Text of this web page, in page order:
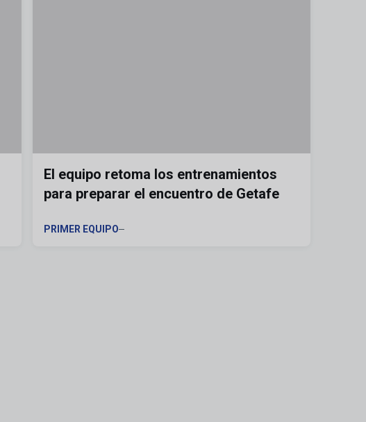
El equipo retoma los entrenamientos
para preparar el encuentro de Getafe
PRIMER EQUIPO